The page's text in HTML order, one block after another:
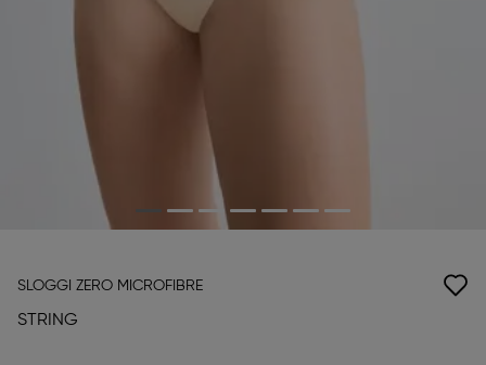
SLOGGI ZERO MICROFIBRE
STRING